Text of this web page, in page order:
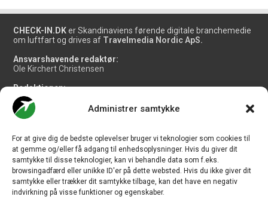
Administrer samtykke
For at give dig de bedste oplevelser bruger vi teknologier som cookies til
at gemme og/eller få adgang til enhedsoplysninger. Hvis du giver dit
samtykke til disse teknologier, kan vi behandle data som f.eks.
browsingadfærd eller unikke ID'er på dette websted. Hvis du ikke giver dit
samtykke eller trækker dit samtykke tilbage, kan det have en negativ
indvirkning på visse funktioner og egenskaber.
CHECK-IN.DK er Skandinaviens førende digitale branchemedie
om luftfart og drives af Travelmedia Nordic ApS.
Ansvarshavende redaktør:
Ole Kirchert Christensen
Redaktionen:
Christian Granhøj Skouboe
Henrik Baumgarten
Danny Longhi Andreasen
Salg og jobannoncer:
salg@travelmedianordic.com
Vi tager ansvar for indholdet og er tilmeldt